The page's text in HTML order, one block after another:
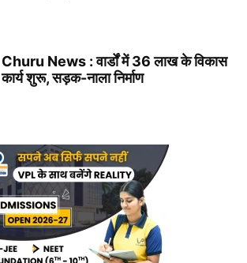
Churu News : वार्डों में 36 लाख के विकास
कार्य शुरू, सड़क-नाला निर्माण